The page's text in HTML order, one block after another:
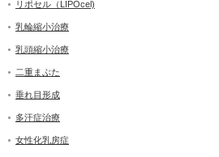
リポセル（LIPOcel)
乳輪縮小治療
乳頭縮小治療
二重まぶた
垂れ目形成
多汗症治療
女性化乳房症